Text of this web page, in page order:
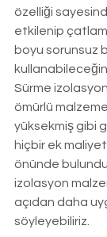
özelliği
etkilenip
boyu sorunsuz
Sürme
ömürlü
yüksekmiş gibi
hiçbir ek maliyet
önünde
izolasyon
açıdan daha
söyleyebiliriz.